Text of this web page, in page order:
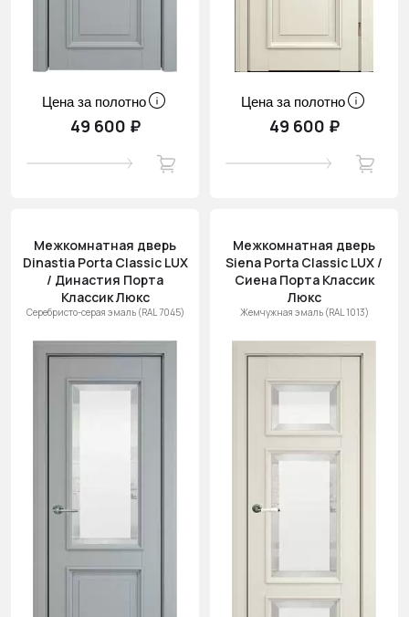
Цена за полотно
49 600 ₽
Цена за полотно
49 600 ₽
Межкомнатная дверь
Dinastia Porta Classic LUX
/ Династия Порта
Классик Люкс
Серебристо-серая эмаль (RAL 7045)
Межкомнатная дверь
Siena Porta Classic LUX /
Сиена Порта Классик
Люкс
Жемчужная эмаль (RAL 1013)